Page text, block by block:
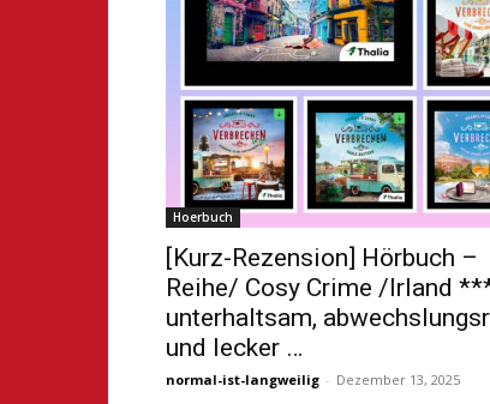
Hoerbuch
[Kurz-Rezension] Hörbuch –
Reihe/ Cosy Crime /Irland
unterhaltsam,
und lecker …
normal-ist-langweilig - Dezember 13, 2025